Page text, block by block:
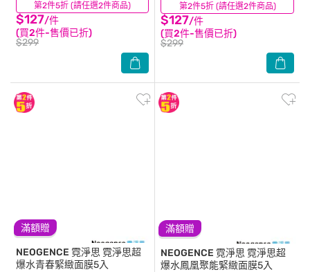
第2件5折 (請任選2件商品)
$127/件
(買2件-售價已折)
$299
(0) 第2件5折 (請任選2件商品)
$127/件
(買2件-售價已折)
$299
(0)
滿額贈
NEOGENCE 霓淨思 霓淨思超
爆水青春緊緻面膜5入
滿額贈
NEOGENCE 霓淨思 霓淨思超
爆水鳳凰聚能緊緻面膜5入